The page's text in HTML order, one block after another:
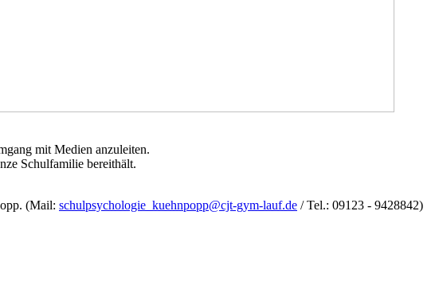
mit Medien anzuleiten.
Schulfamilie bereithält.
(Mail: schulpsychologie_kuehnpopp@cjt-gym-lauf.de / Tel.: 09123 - 9428842)